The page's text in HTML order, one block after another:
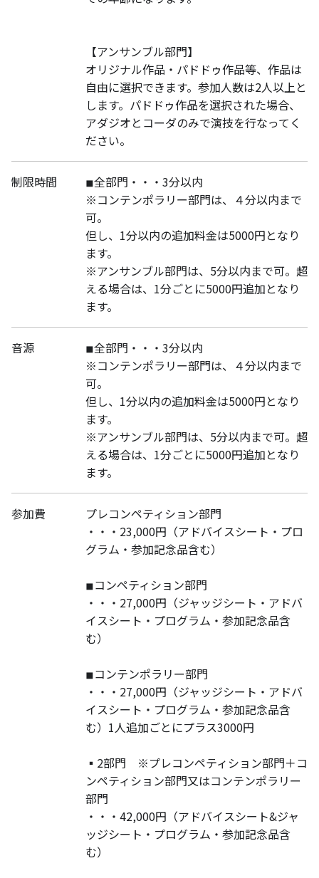
【アンサンブル部門】
オリジナル作品・パドドゥ作品等、作品は
自由に選択できます。参加人数は2人以上と
します。パドドゥ作品を選択された場合、
アダジオとコーダのみで演技を行なってく
ださい。
制限時間
◾︎全部門・・・3分以内
※コンテンポラリー部門は、４分以内まで
可。
但し、1分以内の追加料金は5000円となり
ます。
※アンサンブル部門は、5分以内まで可。超
える場合は、1分ごとに5000円追加となり
ます。
音源
◾︎全部門・・・3分以内
※コンテンポラリー部門は、４分以内まで
可。
但し、1分以内の追加料金は5000円となり
ます。
※アンサンブル部門は、5分以内まで可。超
える場合は、1分ごとに5000円追加となり
ます。
参加費
プレコンペティション部門
・・・23,000円（アドバイスシート・プロ
グラム・参加記念品含む）
◾︎コンペティション部門
・・・27,000円（ジャッジシート・アドバ
イスシート・プログラム・参加記念品含
む）
◾︎コンテンポラリー部門
・・・27,000円（ジャッジシート・アドバ
イスシート・プログラム・参加記念品含
む）1人追加ごとにプラス3000円
▪️2部門 ※プレコンペティション部門＋コ
ンペティション部門又はコンテンポラリー
部門
・・・42,000円（アドバイスシート&ジャ
ッジシート・プログラム・参加記念品含
む）